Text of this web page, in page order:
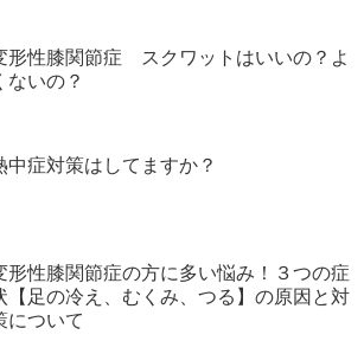
形性膝関節症 スクワットはいいの？よ
ないの？
中症対策はしてますか？
形性膝関節症の方に多い悩み！３つの症
【足の冷え、むくみ、つる】の原因と対
について